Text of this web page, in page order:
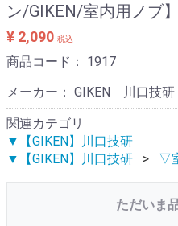
ン/GIKEN/室内用ノブ】
¥ 2,090 税込
商品コード： 1917
メーカー： GIKEN 川口技研
関連カテゴリ
▼【GIKEN】川口技研
▼【GIKEN】川口技研
▽
ただいま